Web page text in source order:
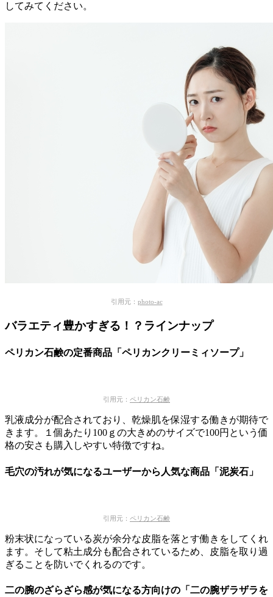
してみてください。
引用元： photo-ac
バラエティ豊かすぎる！？ラインナップ
ペリカン石鹸の定番商品「ペリカンクリーミィソープ」
引用元： ペリカン石鹸
乳液成分が配合されており、乾燥肌を保湿する働きが期待で
きます。１個あたり100ｇの大きめのサイズで100円という価
格の安さも購入しやすい特徴ですね。
毛穴の汚れが気になるユーザーから人気な商品「泥炭石」
引用元： ペリカン石鹸
粉末状になっている炭が余分な皮脂を落とす働きをしてくれ
ます。そして粘土成分も配合されているため、皮脂を取り過
ぎることを防いでくれるのです。
二の腕のざらざら感が気になる方向けの「二の腕ザラザラを